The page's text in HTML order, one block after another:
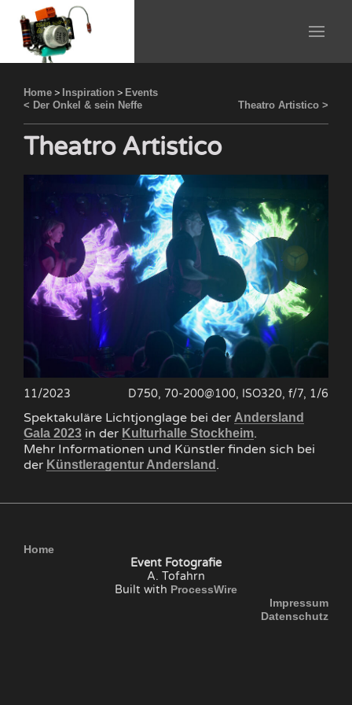
Home > Inspiration > Events
< Der Onkel & sein Neffe
Theatro Artistico >
Theatro Artistico
11/2023 D750, 70-200@100, ISO320, f/7, 1/6
Spektakuläre Lichtjonglage bei der Andersland
Gala 2023 in der Kulturhalle Stockheim.
Mehr Informationen und Künstler finden sich bei
der Künstleragentur Andersland .
Home
Event Fotografie
A. Tofahrn
Built with ProcessWire
Impressum
Datenschutz